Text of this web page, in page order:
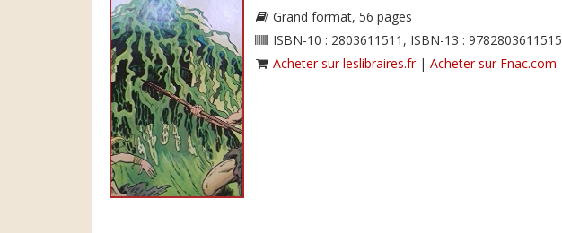
Grand format, 56 pages
ISBN-10 : 2803611511, ISBN-13 : 9782803611515
Acheter sur leslibraires.fr| Acheter sur Fnac.com